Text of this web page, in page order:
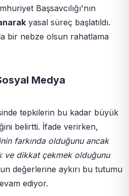
Başsavcılığı'nın
yasal süreç başlatıldı.
bir nebze olsun rahatlama
Medya
tepkilerin bu kadar büyük
belirtti. İfade verirken,
farkında olduğunu ancak
ve dikkat çekmek olduğunu
değerlerine aykırı bu tutumu
ediyor.